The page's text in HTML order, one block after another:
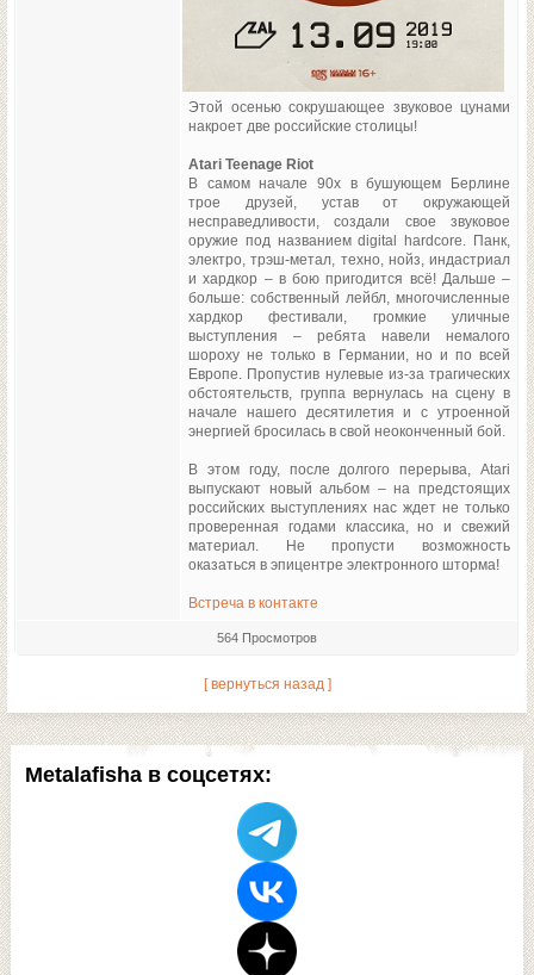
Metalafisha в соцсетях:
Этой осенью сокрушающее звуковое цунами
накроет две российские столицы!
Atari Teenage Riot
В самом начале 90х в бушующем Берлине
трое друзей, устав от окружающей
несправедливости, создали свое звуковое
оружие под названием digital hardcore. Панк,
электро, трэш-метал, техно, нойз, индастриал
и хардкор – в бою пригодится всё! Дальше –
больше: собственный лейбл, многочисленные
хардкор фестивали, громкие уличные
выступления – ребята навели немалого
шороху не только в Германии, но и по всей
Европе. Пропустив нулевые из-за трагических
обстоятельств, группа вернулась на сцену в
начале нашего десятилетия и с утроенной
энергией бросилась в свой неоконченный бой.
В этом году, после долгого перерыва, Atari
выпускают новый альбом – на предстоящих
российских выступлениях нас ждет не только
проверенная годами классика, но и свежий
материал. Не пропусти возможность
оказаться в эпицентре электронного шторма!
Встреча в контакте
564 Просмотров
[ вернуться назад ]